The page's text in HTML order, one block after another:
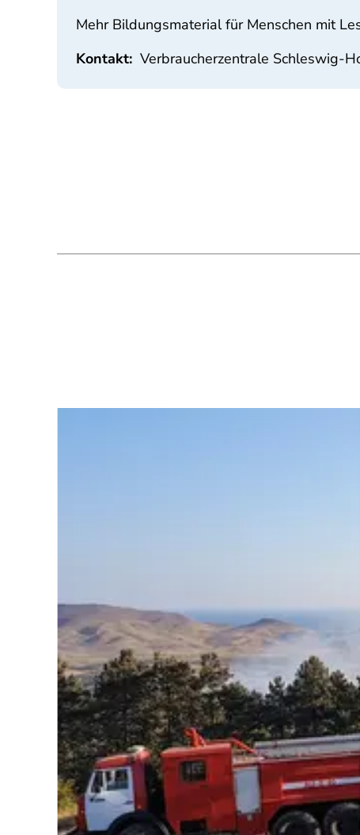
Mehr Bildungsmaterial für Menschen mit
Kontakt: Verbraucherzentrale Schleswig-